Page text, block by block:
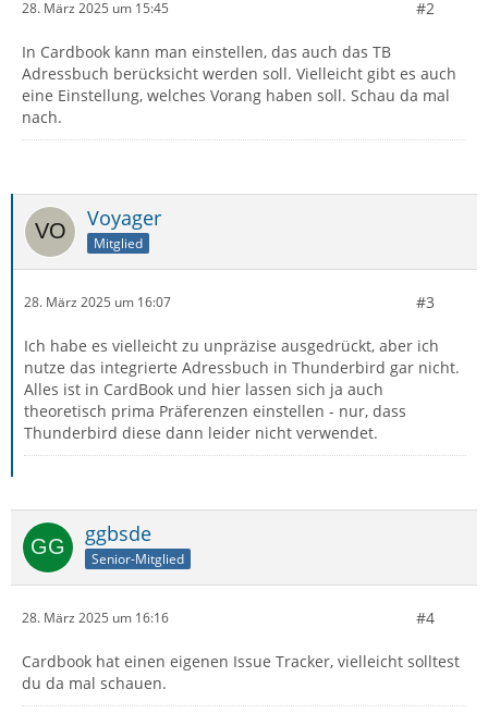
28. März 2025 um 15:45 #2
In Cardbook kann man einstellen, das auch das TB
Adressbuch berücksicht werden soll. Vielleicht gibt es auch
eine Einstellung, welches Vorang haben soll. Schau da mal
nach.
Voyager
Mitglied
28. März 2025 um 16:07 #3
Ich habe es vielleicht zu unpräzise ausgedrückt, aber ich
nutze das integrierte Adressbuch in Thunderbird gar nicht.
Alles ist in CardBook und hier lassen sich ja auch
theoretisch prima Präferenzen einstellen - nur, dass
Thunderbird diese dann leider nicht verwendet.
ggbsde
Senior-Mitglied
28. März 2025 um 16:16 #4
Cardbook hat einen eigenen Issue Tracker, vielleicht solltest
du da mal schauen.